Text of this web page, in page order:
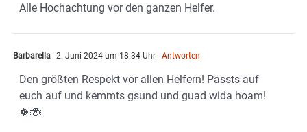
Alle Hochachtung vor den ganzen Helfer.
Barbarella 2. Juni 2024 um 18:34 Uhr - Antworten
Den größten Respekt vor allen Helfern! Passts auf
euch auf und kemmts gsund und guad wida hoam!
🍀🐞